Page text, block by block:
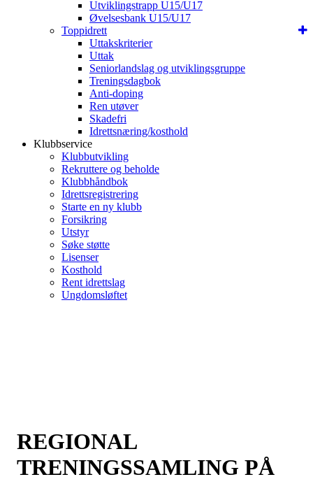
Utviklingstrapp U15/U17
Øvelsesbank U15/U17
Toppidrett
Uttakskriterier
Uttak
Seniorlandslag og utviklingsgruppe
Treningsdagbok
Anti-doping
Ren utøver
Skadefri
Idrettsnæring/kosthold
Klubbservice
Klubbutvikling
Rekruttere og beholde
Klubbhåndbok
Idrettsregistrering
Starte en ny klubb
Forsikring
Utstyr
Søke støtte
Lisenser
Kosthold
Rent idrettslag
Ungdomsløftet
REGIONAL
TRENINGSSAMLING PÅ